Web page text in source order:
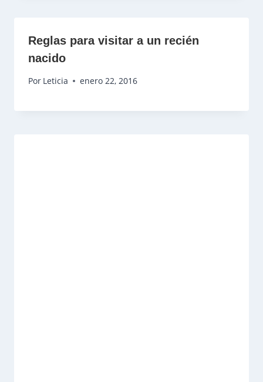
Reglas para visitar a un recién
nacido
Por Leticia enero 22, 2016